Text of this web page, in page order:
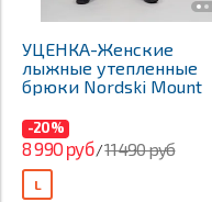
УЦЕНКА-Женские
лыжные утепленные
брюки Nordski Mount
-20%
8 990 руб/11 490 руб
L